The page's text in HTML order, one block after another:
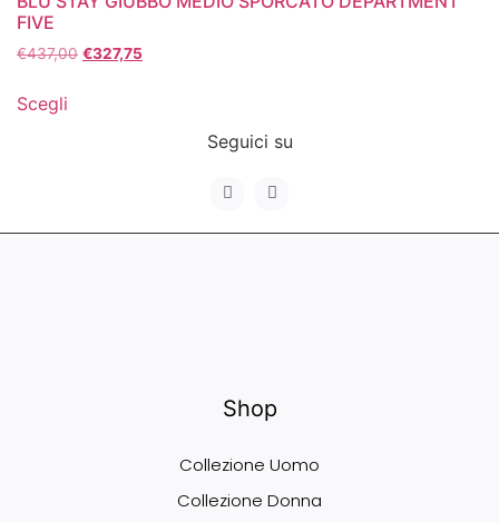
FIVE
€437,00 €327,75
Scegli
Seguici su
Shop
Collezione Uomo
Collezione Donna